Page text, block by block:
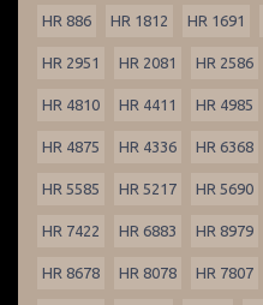
HR 886 HR 1812 HR 1691
HR 2951 HR 2081 HR 2586
HR 4810 HR 4411 HR 4985
HR 4875 HR 4336 HR 6368
HR 5585 HR 5217 HR 5690
HR 7422 HR 6883 HR 8979
HR 8678 HR 8078 HR 7807